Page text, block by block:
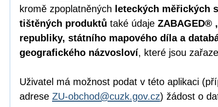
kromě zpoplatněných leteckých měřických
tištěných produktů také údaje ZABAGED®
republiky, státního mapového díla a
geografického názvosloví, které jsou
Uživatel má možnost podat v této aplikaci
adrese ZU-obchod@cuzk.gov.cz) žádost o